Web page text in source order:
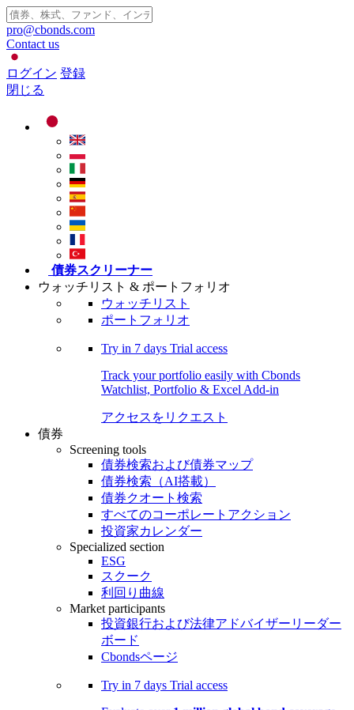
pro@cbonds.com
Contact us
ログイン 登録
閉じる
債券スクリーナー
ウォッチリスト & ポートフォリオ
ウォッチリスト
ポートフォリオ
Try in 7 days Trial access
Track your portfolio easily with Cbonds
Watchlist, Portfolio & Excel Add-in
アクセスをリクエスト
債券
Screening tools
債券検索および債券マップ
債券検索（AI搭載）
債券クオート検索
すべてのコーポレートアクション
投資家カレンダー
Specialized section
ESG
スクーク
利回り曲線
Market participants
投資銀行および法律アドバイザーリーダー
ボード
Cbondsページ
Try in 7 days Trial access